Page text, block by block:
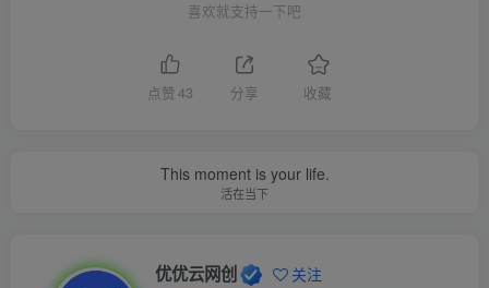
喜欢就支持一下吧
点赞43 分享 收藏
This moment is your life.
活在当下
优优云网创 关注